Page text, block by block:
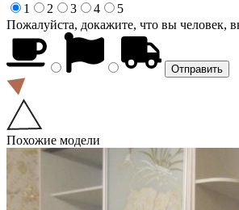
1
2 3 4
5
Пожалуйста, докажите, что вы человек,
Похожие модели